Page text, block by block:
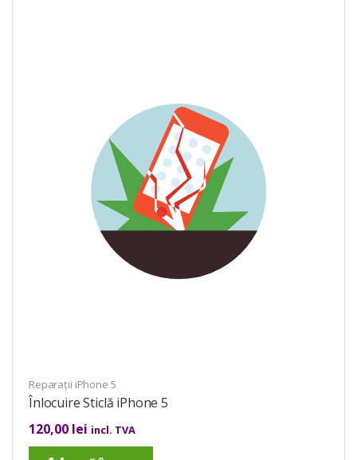
Reparații iPhone 5
Înlocuire Sticlă iPhone 5
120,00 lei incl. TVA